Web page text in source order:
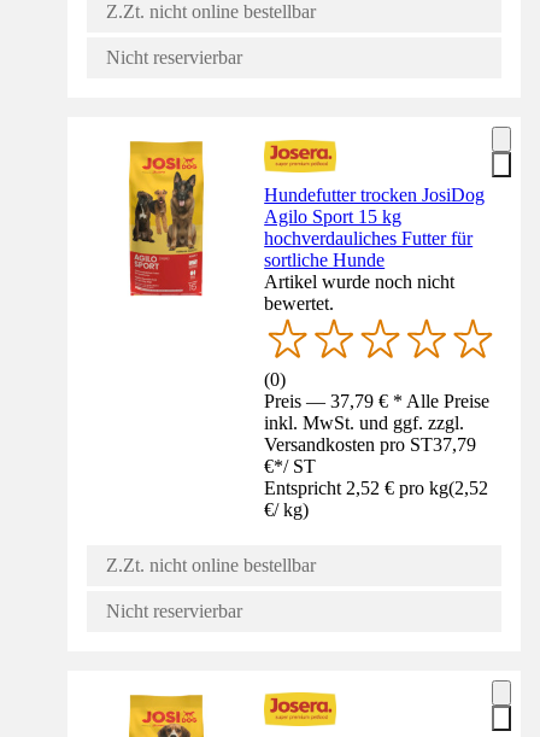
Z.Zt. nicht online bestellbar
Nicht reservierbar
Hundefutter trocken JosiDog
Agilo Sport 15 kg
hochverdauliches Futter für
sortliche Hunde
Artikel wurde noch nicht
bewertet.
(0)
Preis — 37,79 € * Alle Preise
inkl. MwSt. und ggf. zzgl.
Versandkosten pro ST37,79
€*/ ST
Entspricht 2,52 € pro kg(2,52
€/ kg)
Z.Zt. nicht online bestellbar
Nicht reservierbar